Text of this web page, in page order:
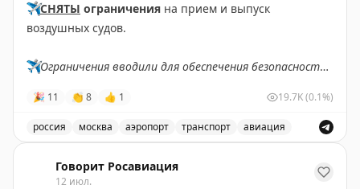
✈️СНЯТЫ ограничения на прием и выпуск
воздушных судов.
✈️Ограничения вводили для обеспечения безопасности
✈️ Говорит Росавиация| MAX
🎉 11 👏 8 👍 1 19.7K(0.1%)
россия москва аэропорт транспорт авиация
Говорит Росавиация
12 июл.